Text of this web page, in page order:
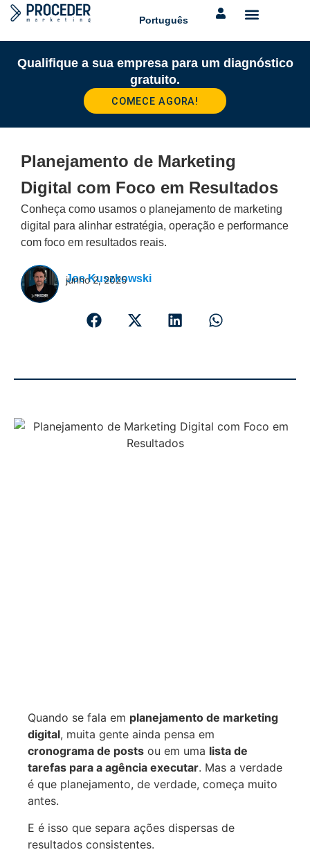
Português
Qualifique a sua empresa para um diagnóstico
gratuito.
COMECE AGORA!
Planejamento de Marketing
Digital com Foco em Resultados
Conheça como usamos o planejamento de marketing
digital para alinhar estratégia, operação e performance
com foco em resultados reais.
Joe Kuszkowski
junho 2, 2025
Quando se fala em planejamento de marketing
digital, muita gente ainda pensa em
cronograma de posts ou em uma lista de
tarefas para a agência executar. Mas a verdade
é que planejamento, de verdade, começa muito
antes.
E é isso que separa ações dispersas de
resultados consistentes.